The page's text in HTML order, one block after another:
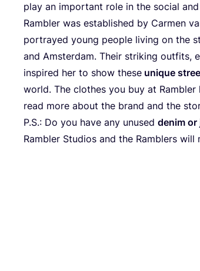
play an impor­tant role in the social
Ram­bler was esta­blished by Car­men
por­tra­yed young peo­ple living on the
and Ams­ter­dam. Their stri­king out­fits,
ins­pi­red her to show the­se uni­que
world. The clothes you buy at
read more about the brand and the
P.S.: Do you have any unu­sed denim or
Ram­bler Stu­dios and the Ram­blers